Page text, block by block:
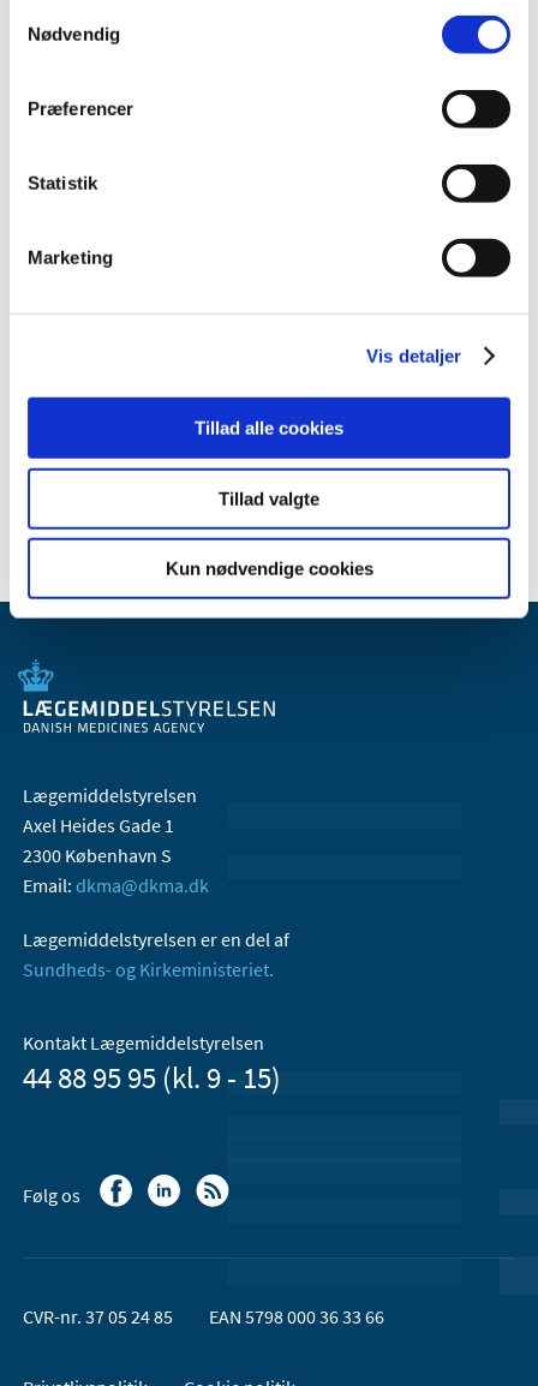
Nødvendig
Præferencer
Statistik
Marketing
Vis detaljer
Tillad alle cookies
Tillad valgte
Kun nødvendige cookies
juli (1)
maj (2)
februar (4)
2012 (44)
2008 (8)
2006 (9)
Lægemiddelstyrelsen
Axel Heides Gade 1
2300 København S
Email: dkma@dkma.dk
Lægemiddelstyrelsen er en del af
Sundheds- og Kirkeministeriet.
Kontakt Lægemiddelstyrelsen
44 88 95 95 (kl. 9 - 15)
Følg os
CVR-nr. 37 05 24 85 EAN 5798 000 36 33 66